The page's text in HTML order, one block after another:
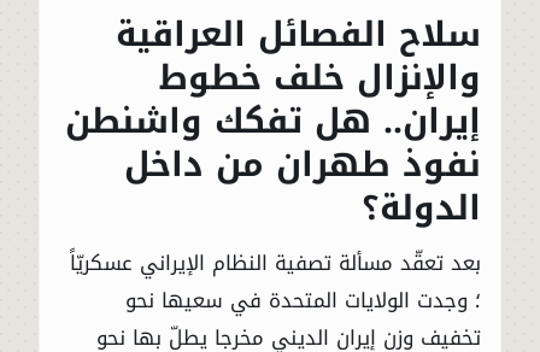
سلاح الفصائل العراقية
والإنزال خلف خطوط
إيران.. هل تفكك واشنطن
نفوذ طهران من داخل
الدولة؟
بعد تعقّد مسألة تصفية النظام الإيراني عسكريّاً
؛ وجدت الولايات المتحدة في سعيها نحو
تخفيف وزن إيران الديني مخرجا يطلّ بها نحو